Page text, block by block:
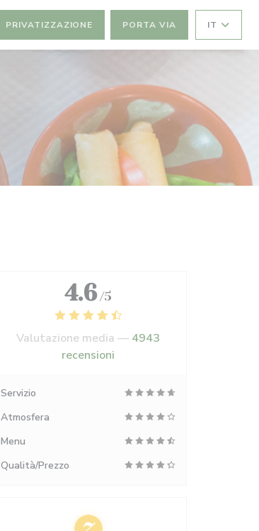
PRIVATIZZAZIONE PORTA VIA IT
4.6 /5
Valutazione media — 4943
recensioni
Servizio
Atmosfera
Menu
Qualità/Prezzo